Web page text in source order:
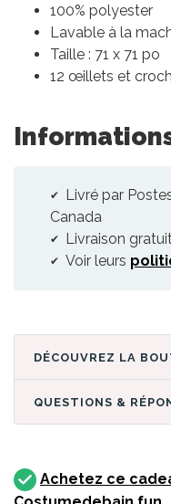
100% polyester
Lavable à la
Taille : 71 x 71 po
12 œillets et
Livré par
Canada
Livraison
Voir leurs
QUESTIONS &
Achetez ce